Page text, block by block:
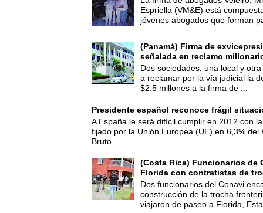
Espriella (VM&E) está
jóvenes abogados que forman
(Panamá) Firma de
señalada en reclamo
Dos sociedades, una local y
a reclamar por la vía judicial la
$2.5 millones a la firma de ...
Presidente español reconoce frágil
A España le será difícil cumplir en 2012 con
fijado por la Unión Europea (UE) en 6,3% del
Bruto...
(Costa Rica) Funcionarios de
Florida con contratistas de
Dos funcionarios del Conavi
construcción de la trocha
viajaron de paseo a Florida,